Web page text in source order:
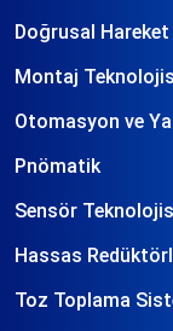
Doğrusal
Montaj
Otomasyon ve
Pnömatik
Sensör
Hassas
Toz Toplama